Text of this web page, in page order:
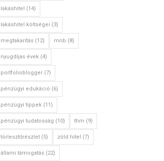
lakáshitel (14)
lakáshitel költségei (3)
megtakarítás (12) mnb (8)
nyugdíjas évek (4)
portfolioblogger (7)
pénzügyi edukáció (6)
pénzügyi tippek (11)
pénzügyi tudatosság (10) thm (9)
törlesztőrészlet (5) zöld hitel (7)
állami támogatás (22)